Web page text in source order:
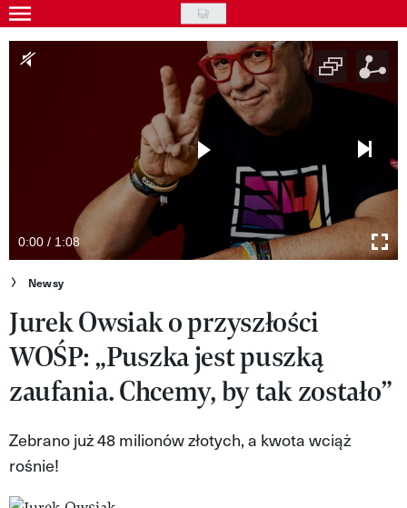
Skip
to
main
Gwiazdy
Kultura
Wideo
Nasze akcje
VIVA!ART
VIVA!MODA
VIVA!MAN
VIVA!PEOPLE POWER
0:00 / 1:08
Newsy
Jurek Owsiak o przyszłości
WOŚP: „Puszka jest puszką
zaufania. Chcemy, by tak zostało”
Zebrano już 48 milionów złotych, a kwota wciąż
rośnie!